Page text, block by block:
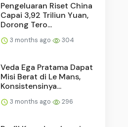
Pengeluaran Riset China
Capai 3,92 Triliun Yuan,
Dorong Tero...
3 months ago 304
Veda Ega Pratama Dapat
Misi Berat di Le Mans,
Konsistensinya...
3 months ago 296